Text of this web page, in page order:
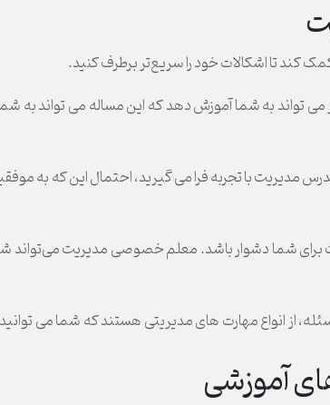
تا اشکالات خود را سریع‌تر برطرف کنید.
تواند به شما آموزش دهد که این مساله می تواند
با تجربه فرا می گیرید، احتمال این که به
شما دشوار باشد. معلم خصوصی مدیریت می‌تواند
از انواع مهارت های مدیریتی هستند که شما می
آموزشی